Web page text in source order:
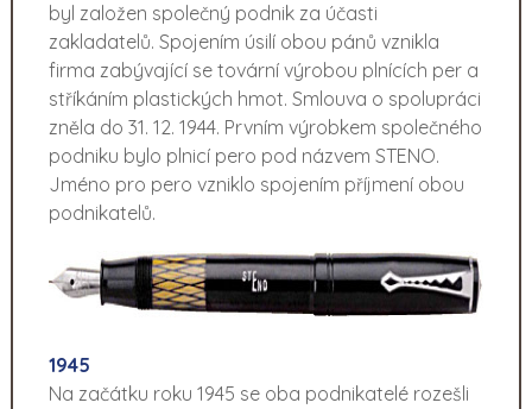
byl založen společný podnik za účasti
zakladatelů. Spojením úsilí obou pánů vznikla
firma zabývající se tovární výrobou plnících per a
stříkáním plastických hmot. Smlouva o spolupráci
zněla do 31. 12. 1944. Prvním výrobkem společného
podniku bylo plnicí pero pod názvem STENO.
Jméno pro pero vzniklo spojením příjmení obou
podnikatelů.
1945
Na začátku roku 1945 se oba podnikatelé rozešli